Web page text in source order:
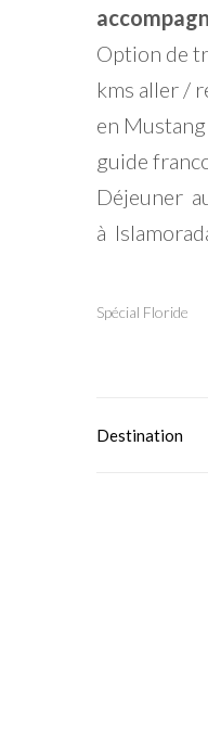
Option de
kms aller /
en
guide
Déjeuner
à
Spécial Floride
Destination